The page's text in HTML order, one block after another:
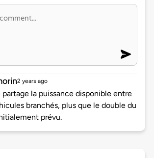
2 years ago
partage la puissance disponible entre
branchés, plus que le double du
prévu.